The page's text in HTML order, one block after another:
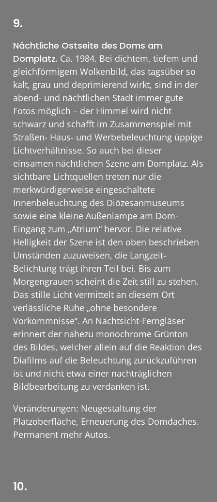
9.
Nächtliche Ostseite des Doms am
Domplatz. Ca. 1984. Bei dichtem, tiefem und
gleichförmigem Wolkenbild, das tagsüber so
kalt, grau und deprimierend wirkt, sind in der
abend- und nächtlichen Stadt immer gute
Fotos möglich – der Himmel wird nicht
schwarz und schafft im Zusammenspiel mit
Straßen- Haus- und Werbebeleuchtung üppige
Lichtverhältnisse. So auch bei dieser
einsamen nächtlichen Szene am Domplatz. Als
sichtbare Lichtquellen treten nur die
merkwürdigerweise eingeschaltete
Innenbeleuchtung des Diözesanmuseums
sowie eine kleine Außenlampe am Dom-
Eingang zum „Atrium“ hervor. Die relative
Helligkeit der Szene ist den oben beschrieben
Umständen zuzuweisen, die Langzeit-
Belichtung trägt ihren Teil bei. Bis zum
Morgengrauen scheint die Zeit still zu stehen.
Das stille Licht vermittelt an diesem Ort
verlässliche Ruhe „ohne besondere
Vorkommnisse“. An Nachtsicht-Ferngläser
erinnert der nahezu monochrome Grünton
des Bildes, welcher allein auf die Reaktion des
Diafilms auf die Beleuchtung zurückzuführen
ist und nicht etwa einer nachträglichen
Bildbearbeitung zu verdanken ist.
Veränderungen: Neugestaltung der
Platzoberfläche, Erneuerung des Domdaches.
Permanent mehr Autos.
10.